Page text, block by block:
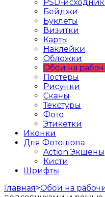
PSD-
Бейджи
Буклеты
Визитки
Карты
Наклейки
Обложки
Обои на
Постеры
Рисунки
Сканы
Текстуры
Фото
Этикетки
Иконки
Для Фотошопа
Action Экшены
Кисти
Шрифты
Главная>Обои на